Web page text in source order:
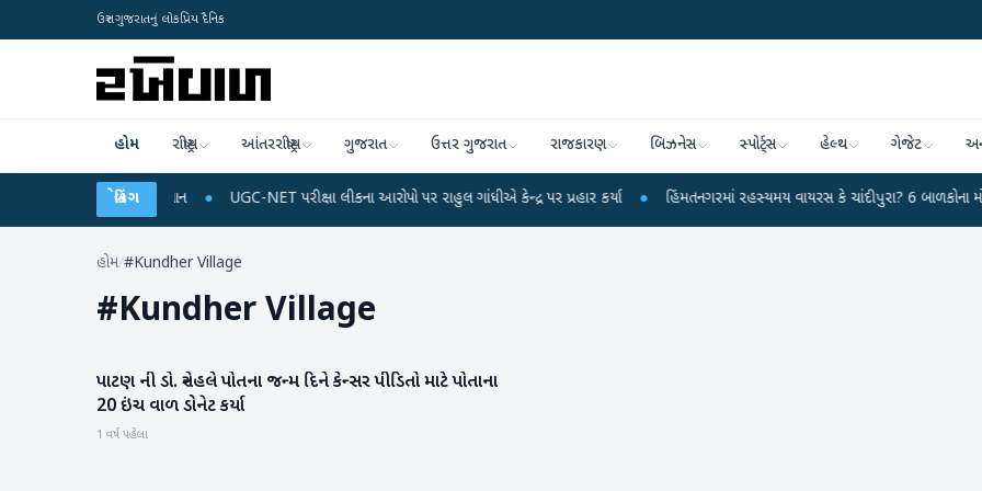
ઉત્તર ગુજરાતનું લોકપ્રિય દૈનિક
હોમ રાષ્ટ્રીય આંતરરાષ્ટ્રીય ગુજરાત ઉત્તર ગુજરાત રાજકારણ બિઝનેસ સ્પોર્ટ્સ હેલ્થ ગેજેટ
બ્રેકિંગ
અને ડેટા પ્લાન UGC-NET પરીક્ષા લીકના આરોપો પર રાહુલ ગાંધીએ કેન્દ્ર પર પ્રહાર કર્યા ● હિંમતનગરમાં રહસ્યમય વાયરસ કે ચાંદીપુરા? 6 બાળકોના મોતથી
હોમ/#Kundher Village
#Kundher Village
પાટણ
પાટણ ની ડો. સ્નેહલે પોતના જન્મ દિને કેન્સર પીડિતો માટે પોતાના
20 ઇંચ વાળ ડોનેટ કર્યા
1 વર્ષ પહેલા